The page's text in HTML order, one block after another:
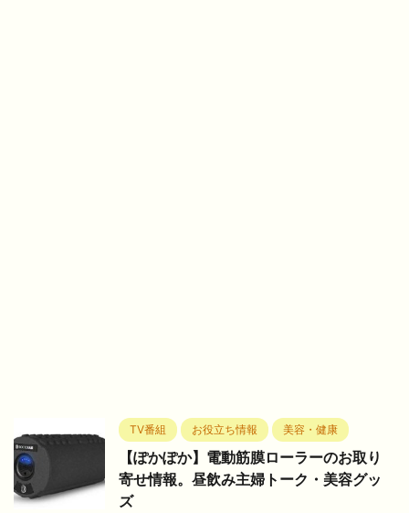
TV番組 お役立ち情報 美容・健康
【ぽかぽか】電動筋膜ローラーのお取り
寄せ情報。昼飲み主婦トーク・美容グッ
ズ